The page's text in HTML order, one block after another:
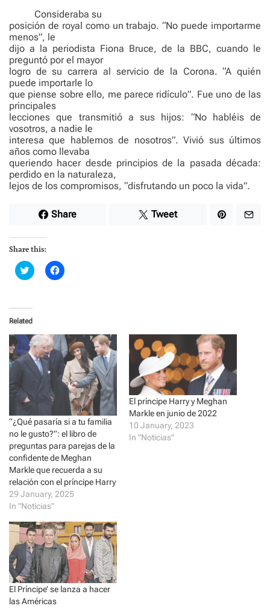
Consideraba su
posición de royal como un trabajo. “No puede importarme
menos”, le
dijo a la periodista Fiona Bruce, de la BBC, cuando le
preguntó por el mayor
logro de su carrera al servicio de la Corona. “A quién
puede importarle lo
que piense sobre ello, me parece ridículo”. Fue uno de las
principales
lecciones que transmitió a sus hijos: “No habléis de
vosotros, a nadie le
interesa que hablemos de nosotros”. Vivió sus últimos
años como llevaba
queriendo hacer desde principios de la pasada década:
perdido en la naturaleza,
lejos de los compromisos, “disfrutando un poco la vida”.
Share Tweet
Share this:
C
l
t
o
s
a
r
e
o
n
T
i
t
e
r
(
O
p
e
n
s
i
n
n
e
w
w
i
n
d
o
w
)
C
l
a
r
e
o
n
F
a
o
o
k
O
p
n
s
i
n
w
w
i
n
d
o
w
)
Related
“¿Qué pasaría si a tu familia
no le gusto?”: el libro de
preguntas para parejas de la
confidente de Meghan
Markle que recuerda a su
relación con el príncipe Harry
29 January, 2025
In "Noticias"
El príncipe Harry y Meghan
Markle en junio de 2022
10 January, 2023
In "Noticias"
El Príncipe’ se lanza a hacer
las Américas